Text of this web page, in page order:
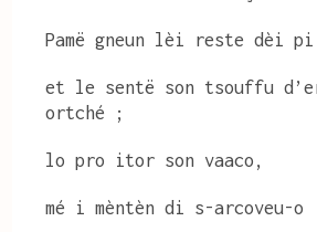
Pamë gneun lèi reste dèi
et le sentë son tsouffu
ortché ;
lo pro itor son vaaco,
mé i mèntèn di s-arcoveu-o